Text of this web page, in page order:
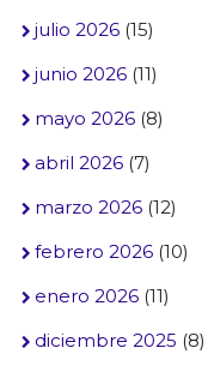
julio 2026(15)
junio 2026(11)
mayo 2026(8)
abril 2026(7)
marzo 2026(12)
febrero 2026(10)
enero 2026(11)
diciembre 2025 (8)